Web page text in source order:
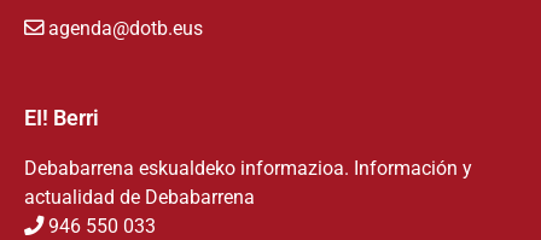
agenda@dotb.eus
EI! Berri
Debabarrena eskualdeko informazioa. Información y
actualidad de Debabarrena
946 550 033